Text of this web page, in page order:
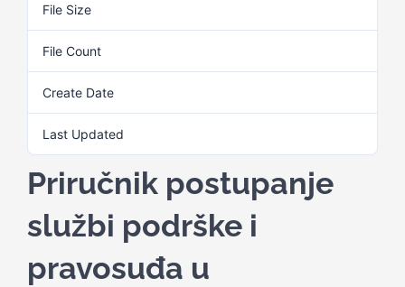
Novosti
Search
File Size
File Count
Create Date
Last Updated
Priručnik postupanje
službi podrške i
pravosuđa u